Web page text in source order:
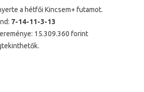
a hétfői Kincsem+ futamot.
7-14-11-3-13
15.309.360 forint